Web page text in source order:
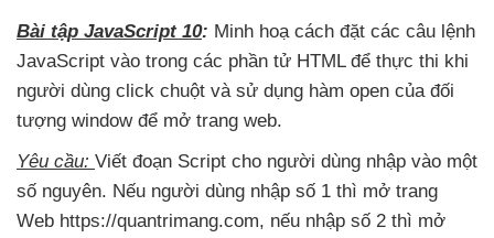
Bài tập JavaScript 10: Minh hoạ cách đặt các câu lệnh
JavaScript vào trong các phần tử HTML để thực thi khi
người dùng click chuột và sử dụng hàm open của đối
tượng window để mở trang web.
Yêu cầu: Viết đoạn Script cho người dùng nhập vào một
số nguyên. Nếu người dùng nhập số 1 thì mở trang
Web https://quantrimang.com, nếu nhập số 2 thì mở